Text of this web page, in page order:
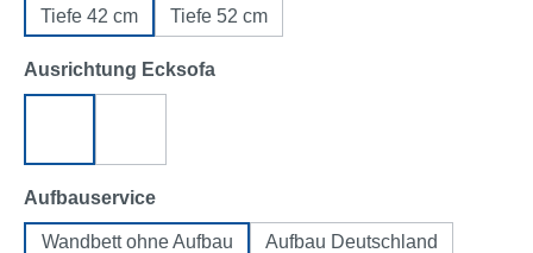
Tiefe 42 cm Tiefe 52 cm
Ausrichtung Ecksofa
Aufbauserviceauswählen
Wandbett ohne Aufbau
Aufbau Deutschland